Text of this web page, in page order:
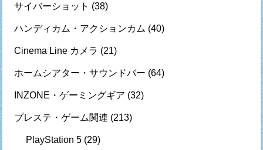
サイバーショット (38)
ハンディカム・アクションカム (40)
Cinema Line カメラ (21)
ホームシアター・サウンドバー (64)
INZONE・ゲーミングギア (32)
プレステ・ゲーム関連 (213)
PlayStation 5 (29)